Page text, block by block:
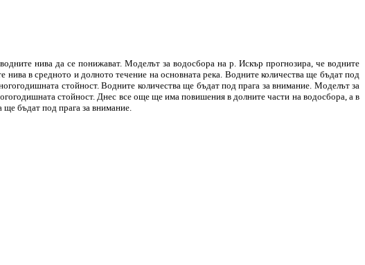
нива да се понижават. Моделът за водосбора на р. Искър прогнозира, че водните
в средното и долното течение на основната река. Водните количества ще бъдат под
стойност. Водните количества ще бъдат под прага за внимание. Моделът за
стойност. Днес все още ще има повишения в долните части на водосбора, а в
бъдат под прага за внимание.